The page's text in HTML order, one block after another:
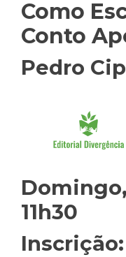
Como
Conto
Pedro
11h30
Inscrição: